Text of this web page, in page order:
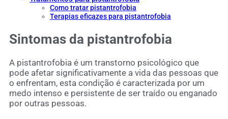
Como tratar pistantrofobia
Terapias eficazes para pistantrofobia
Sintomas da pistantrofobia
A pistantrofobia é um transtorno psicológico que
pode afetar significativamente a vida das pessoas que
o enfrentam, esta condição é caracterizada por um
medo intenso e persistente de ser traído ou enganado
por outras pessoas.